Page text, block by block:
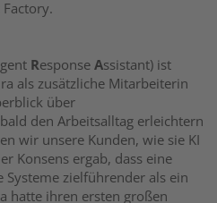
Response Assistant) ist
als zusätzliche Mitarbeiterin
über
den Arbeitsalltag erleichtern
wir unsere Kunden, wie sie KI
Konsens ergab, dass eine
zielführender als ein
hatte ihren ersten großen